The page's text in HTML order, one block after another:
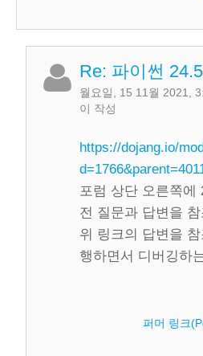
Re: 파이썬
월요일, 15 11월 2021,
이 작성
https://dojang.io/
포럼 상단 오른쪽에
전 질문과 답변을
위 링크의 답변을
행하면서 디버깅하
퍼머 링크